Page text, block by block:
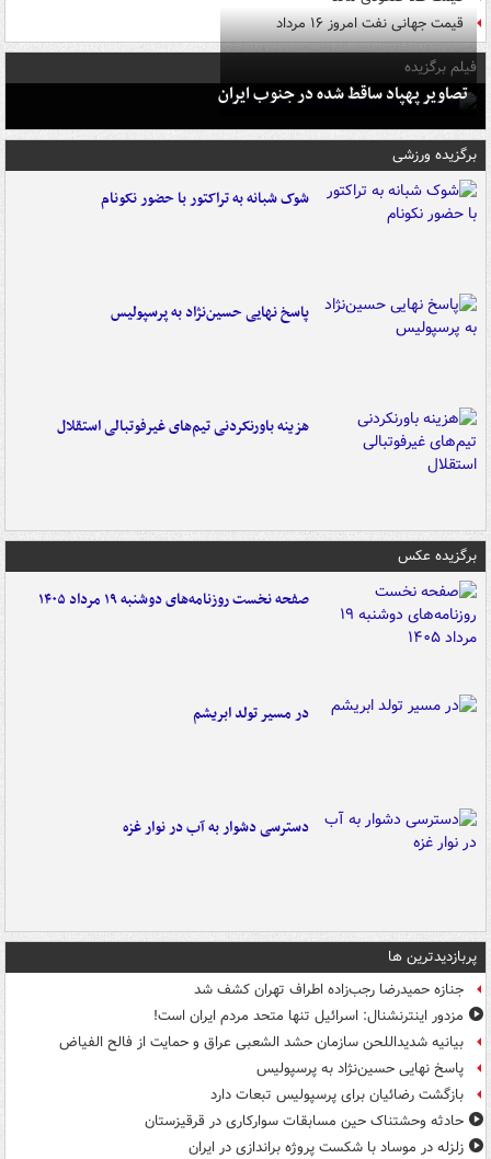
قیمت جهانی نفت امروز ۱۶ مرداد
فیلم برگزیده
تصاویر پهپاد ساقط شده در جنوب ایران
برگزیده ورزشی
شوک شبانه به تراکتور با حضور نکونام
پاسخ نهایی حسین‌نژاد به پرسپولیس
هزینه باورنکردنی تیم‌های غیرفوتبالی استقلال
برگزیده عکس
صفحه نخست روزنامه‌های دوشنبه ۱۹ مرداد ۱۴۰۵
در مسیر تولد ابریشم
دسترسی دشوار به آب در نوار غزه
پربازدیدترین ها
جنازه حمیدرضا رجب‌زاده اطراف تهران کشف شد
مزدور اینترنشنال: اسرائیل تنها متحد مردم ایران است!
بیانیه شدیداللحن سازمان حشد الشعبی عراق و حمایت از فالح الفیاض
پاسخ نهایی حسین‌نژاد به پرسپولیس
بازگشت رضائیان برای پرسپولیس تبعات دارد
حادثه وحشتناک حین مسابقات سوارکاری در قرقیزستان
زلزله در موساد با شکست پروژه براندازی در ایران